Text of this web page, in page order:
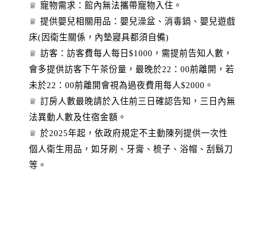
♕ 寵物需求：館內無法攜帶寵物入住。
♕ 提供嬰兒相關用品：嬰兒澡盆、消毒鍋、嬰兒遊戲
床(因衛生關係，內墊寢具都須自備)
♕ 訪客：訪客費每人每日$1000，需提前告知人數，
會多提供訪客下午茶份量，最晚於22：00前離開，若
未於22：00前離開會視為過夜費用每人$2000。
♕ 訂房人數最晚請於入住前三日確認告知，三日內無
法異動人數及住宿金額。
♕ 於2025年起，依政府規定不主動陳列提供一次性
個人衛生用品，如牙刷、牙膏、梳子、浴帽、刮鬍刀
等。